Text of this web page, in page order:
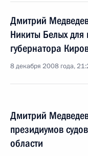
Дмитрий
Никиты Белых
губернатора
8 декабря 2008 года,
Дмитрий
президиумов
области